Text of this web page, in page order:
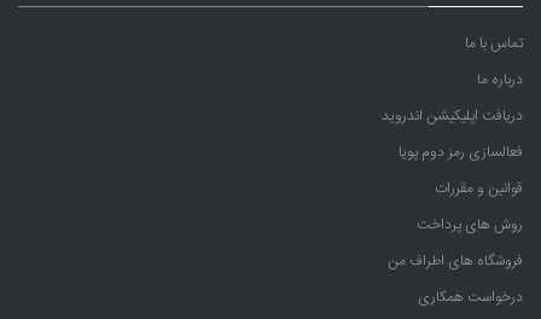
تماس با ما
درباره ما
دریافت اپلیکیشن اندروید
فعالسازی رمز دوم پویا
قوانین و مقررات
روش های پرداخت
فروشگاه های اطراف من
درخواست همکاری